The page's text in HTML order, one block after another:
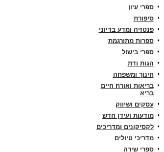
ספרי עיון
סיפורת
פנטזיה ומדע בדיוני
ספרות מתורגמת
ספרי בישול
הגות ודת
חינוך ומשפחה
בריאות ואורח חיים
בריא
עסקים ושיווק
מודעות ועידן חדש
לקסיקונים ומדריכים
מדריכי טיולים
ספרי שירה